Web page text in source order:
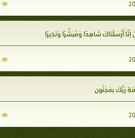
إِنَّا أَرْسَلْنَاكَ شَاهِدًا وَمُبَشِّرًا وَنَذِيرًا
رَبِّكَ بِمَجْنُونٍ